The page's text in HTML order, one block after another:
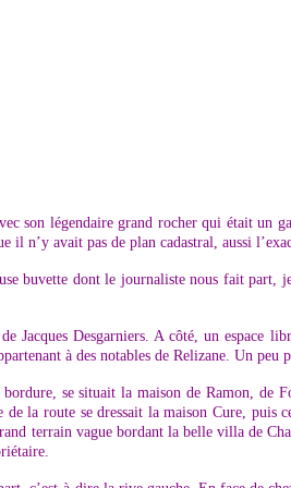
son légendaire grand rocher qui était un
il n’y avait pas de plan cadastral, aussi
buvette dont le journaliste nous fait part,
Jacques Desgarniers. A côté, un espace
à des notables de Relizane. Un peu
se situait la maison de Ramon, de
la route se dressait la maison Cure, puis
terrain vague bordant la belle villa de